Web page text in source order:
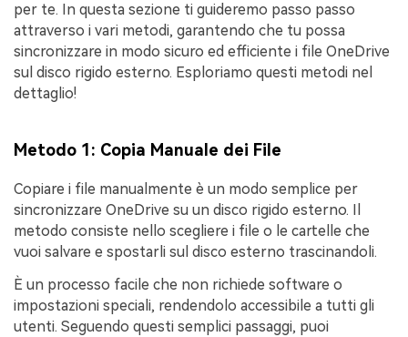
per te. In questa sezione ti guideremo passo passo
attraverso i vari metodi, garantendo che tu possa
sincronizzare in modo sicuro ed efficiente i file OneDrive
sul disco rigido esterno. Esploriamo questi metodi nel
dettaglio!
Metodo 1: Copia Manuale dei File
Copiare i file manualmente è un modo semplice per
sincronizzare OneDrive su un disco rigido esterno. Il
metodo consiste nello scegliere i file o le cartelle che
vuoi salvare e spostarli sul disco esterno trascinandoli.
È un processo facile che non richiede software o
impostazioni speciali, rendendolo accessibile a tutti gli
utenti. Seguendo questi semplici passaggi, puoi